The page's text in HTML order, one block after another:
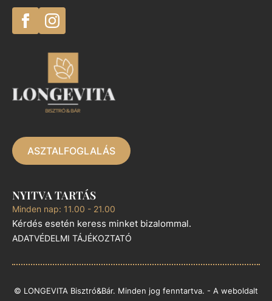
ASZTALFOGLALÁS
NYITVA TARTÁS
Minden nap: 11.00 - 21.00
Kérdés esetén keress minket bizalommal.
ADATVÉDELMI TÁJÉKOZTATÓ
© LONGEVITA Bisztró&Bár. Minden jog fenntartva. - A weboldalt